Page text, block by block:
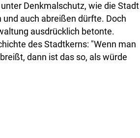
Denkmalschutz, wie die Stadt
auch abreißen dürfte. Doch
ausdrücklich betonte.
des Stadtkerns: "Wenn man
dann ist das so, als würde